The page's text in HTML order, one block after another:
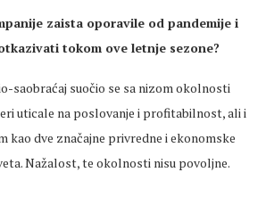
zaista oporavile od pandemije i
tokom ove letnje sezone?
saobraćaj suočio se sa nizom okolnosti
uticale na poslovanje i profitabilnost, ali i
kao dve značajne privredne i ekonomske
Nažalost, te okolnosti nisu povoljne.